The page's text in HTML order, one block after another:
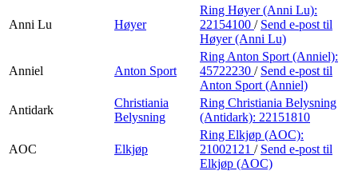
Anni Lu Høyer
Ring Høyer (Anni Lu):
22154100 / Send e-post til
Høyer (Anni Lu)
Anniel Anton Sport
Ring Anton Sport (Anniel):
45722230 / Send e-post til
Anton Sport (Anniel)
Antidark
Christiania
Belysning
Ring Christiania Belysning
(Antidark): 22151810
AOC Elkjøp
Ring Elkjøp (AOC):
21002121 / Send e-post til
Elkjøp (AOC)